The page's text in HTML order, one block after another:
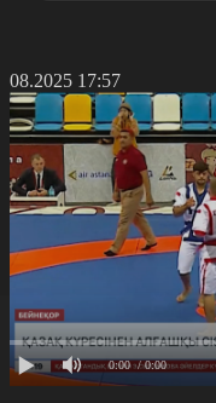
17:57
0:00 / 0:00